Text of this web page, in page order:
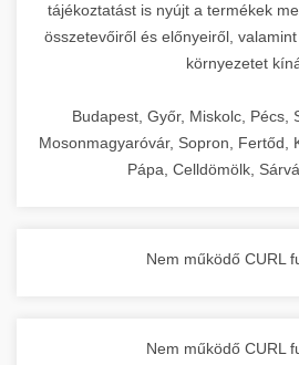
tájékoztatást is nyújt a termékek
összetevőiről és előnyeiről,
környezetet
Budapest, Győr, Miskolc, Pécs,
Mosonmagyaróvár, Sopron, Fertőd,
Pápa, Celldömölk,
Nem működő CURL
Nem működő CURL